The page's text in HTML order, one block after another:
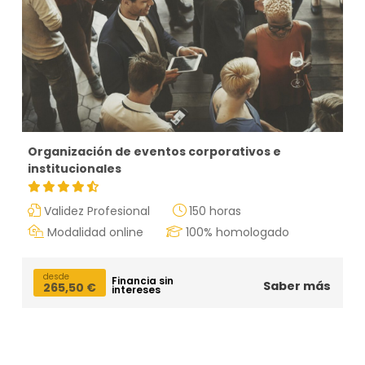
Organización de eventos corporativos e
institucionales
Validez Profesional
150 horas
Modalidad online
100% homologado
desde
265,50 € Financia sin
intereses Saber más